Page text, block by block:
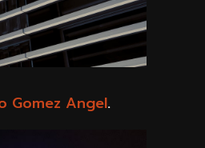
Gomez Angel.